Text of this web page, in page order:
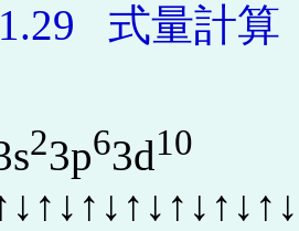
式量計算
23p63d10